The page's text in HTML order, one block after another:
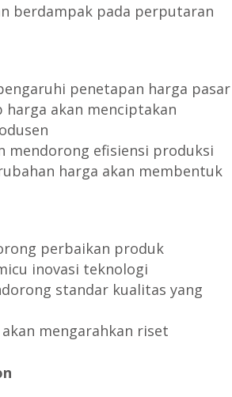
berdampak pada perputaran
penetapan harga pasar
akan menciptakan
mendorong efisiensi produksi
harga akan membentuk
perbaikan produk
inovasi teknologi
standar kualitas yang
mengarahkan riset